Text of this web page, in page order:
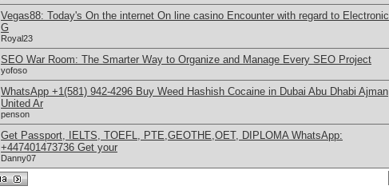
Vegas88: Today's On the internet On line casino Encounter with regard to Electronic
G
Royal23
SEO War Room: The Smarter Way to Organize and Manage Every SEO Project
yofoso
WhatsApp +1(581) 942-4296 Buy Weed Hashish Cocaine in Dubai Abu Dhabi Ajman
United Ar
penson
Get Passport, IELTS, TOEFL, PTE,GEOTHE,OET, DIPLOMA WhatsApp:
+447401473736 Get your
Danny07